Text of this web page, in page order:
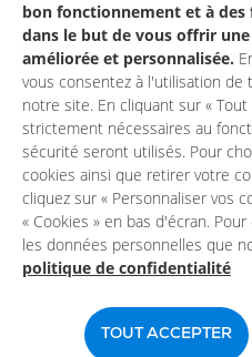
Mon compte
Un
bon fonctionnement et à des
dans le but de vous offrir
améliorée et personnalisée.
vous consentez à l'utilisation de
notre site. En cliquant sur «
strictement nécessaires au
sécurité seront utilisés. Pour
cookies ainsi que retirer votre
cliquez sur « Personnaliser vos
« Cookies » en bas d'écran.
les données personnelles que
politique de confidentialité
TOUT ACCEPTER